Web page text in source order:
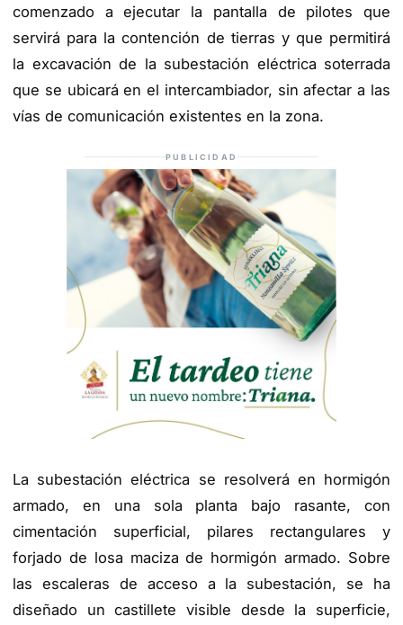
comenzado a ejecutar la pantalla de pilotes que
servirá para la contención de tierras y que permitirá
la excavación de la subestación eléctrica soterrada
que se ubicará en el intercambiador, sin afectar a las
vías de comunicación existentes en la zona.
PUBLICIDAD
La subestación eléctrica se resolverá en hormigón
armado, en una sola planta bajo rasante, con
cimentación superficial, pilares rectangulares y
forjado de losa maciza de hormigón armado. Sobre
las escaleras de acceso a la subestación, se ha
diseñado un castillete visible desde la superficie,